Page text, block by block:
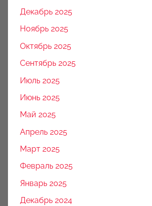
Декабрь 2025
Ноябрь 2025
Октябрь 2025
Сентябрь 2025
Июль 2025
Июнь 2025
Май 2025
Апрель 2025
Март 2025
Февраль 2025
Январь 2025
Декабрь 2024